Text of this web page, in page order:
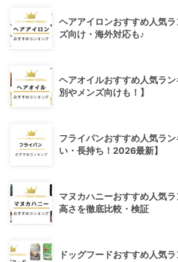
ヘアアイロンおすすめ人気
ズ向け・海外対応も♪
ヘアオイルおすすめ人気ラ
別やメンズ向けも！】
フライパンおすすめ人気ラ
い・長持ち！2026最新】
マヌカハニーおすすめ人気
高さを徹底比較・検証
ドッグフードおすすめ人気